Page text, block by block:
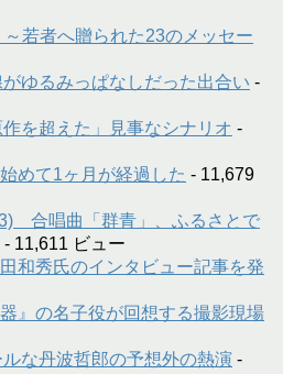
若者へ贈られた23のメッセー
ゆるみっぱなしだった出合い -
を超えた」見事なシナリオ -
めて1ヶ月が経過した - 11,679
合唱曲「群青」、ふるさとで
- 11,611 ビュー
和秀氏のインタビュー記事を発
』の名子役が回想する撮影現場
な丹波哲郎の予想外の熱演 -